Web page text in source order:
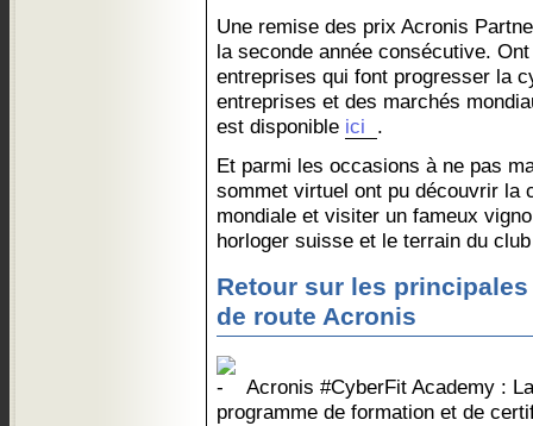
Une remise des prix Acronis
la seconde année consécutive.
entreprises qui font progresser la
entreprises et des marchés
est disponible ici .
Et parmi les occasions à ne pas
sommet virtuel ont pu découvrir la
mondiale et visiter un fameux
horloger suisse et le terrain du
Retour sur les
de route Acronis
Acronis #CyberFit Academy :
programme de formation et de